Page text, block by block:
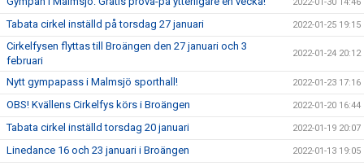
Tabata cirkel inställd på torsdag 27 januari 2022-01-25 19:15
Cirkelfysen flyttas till Broängen den 27 januari och 3
februari
2022-01-24 20:12
Nytt gympapass i Malmsjö sporthall! 2022-01-23 17:16
OBS! Kvällens Cirkelfys körs i Broängen 2022-01-20 16:44
Tabata cirkel inställd torsdag 20 januari 2022-01-19 20:07
Linedance 16 och 23 januari i Broängen 2022-01-13 19:05